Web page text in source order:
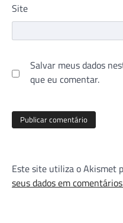
Site
Salvar meus dados
que eu comentar.
Este site utiliza o Akismet
seus dados em